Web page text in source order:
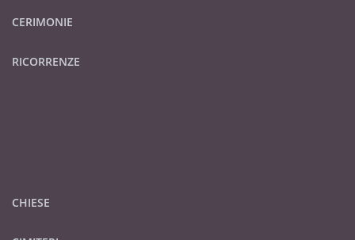
CERIMONIE
RICORRENZE
CHIESE